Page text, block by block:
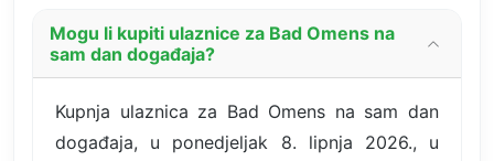
Mogu li kupiti ulaznice za Bad Omens na
sam dan događaja?
Kupnja ulaznica za Bad Omens na sam dan
događaja, u ponedjeljak 8. lipnja 2026., u